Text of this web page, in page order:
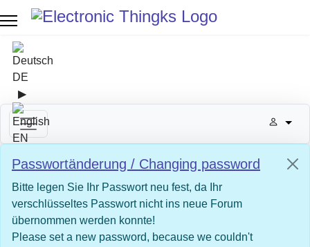
Sprache auswählen
DE
▶
ENSprache zu English wechseln
Passwortänderung / Changing password
Bitte legen Sie Ihr Passwort neu fest, da Ihr
verschlüsseltes Passwort nicht ins neue Forum
übernommen werden konnte!
Please set a new password, because we couldn't